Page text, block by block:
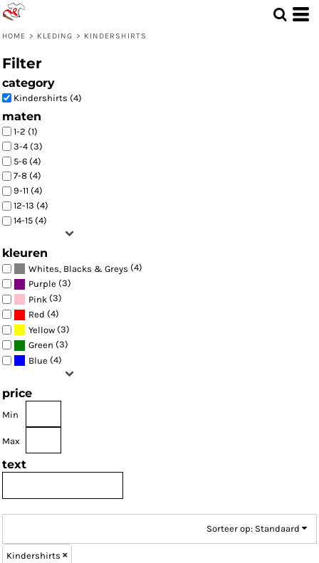
HOME > KLEDING > KINDERSHIRTS
Filter
category
Kindershirts (4)
maten
1-2 (1)
3-4 (3)
5-6 (4)
7-8 (4)
9-11 (4)
12-13 (4)
14-15 (4)
kleuren
Whites, Blacks & Greys (4)
Purple (3)
Pink (3)
Red (4)
Yellow (3)
Green (3)
Blue (4)
price
Min
Max
text
Sorteer op: Standaard
Kindershirts
Standaard
Price: Lowest First
Price: Highest First
Date Added